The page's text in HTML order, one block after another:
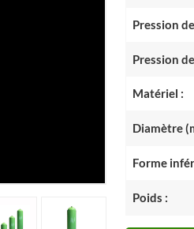
Pression
Pression
Matériel :
Diamètre
Forme
Poids :